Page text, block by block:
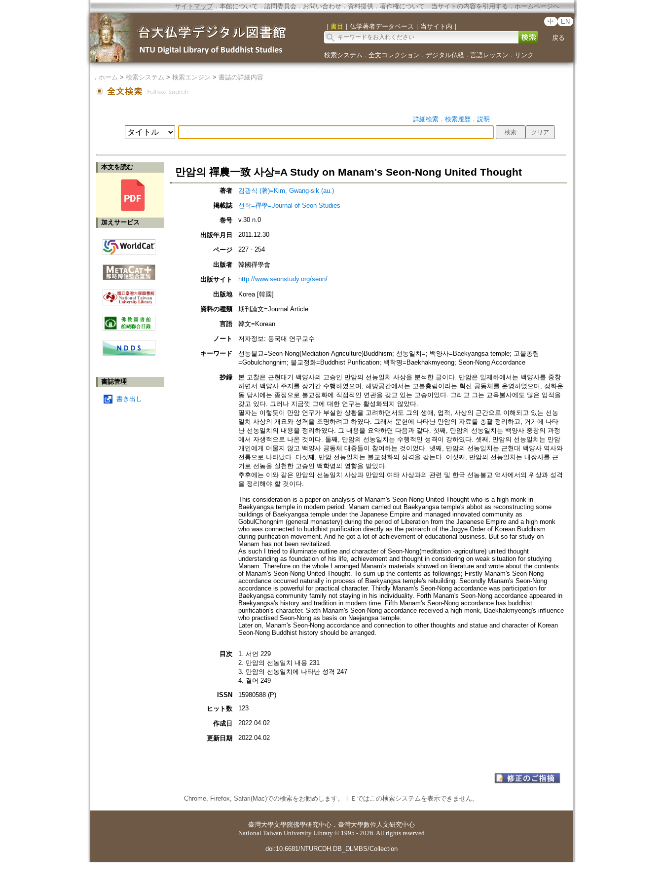
サイトマップ．本館について ． 諮問委員会． お問い合わせ． 資料提供． 著作権について．当サイトの内容を引用する ． ホームページへ
｜ 書目 ｜ 仏学著者データベース ｜ 当サイト内 ｜
中 EN
戻る
検索システム ． 全文コレクション ． デジタル仏経． 言語レッスン ． リンク
． ホーム > 検索システム > 検索エンジン > 書誌の詳細内容
詳細検索． 検索履歴． 説明
本文を読む
加えサービス
書誌管理
書き出し
만암의 禪農一致 사상=A Study on Manam's Seon-Nong United Thought
著者
김광식 (著)=Kim, Gwang-sik (au.)
掲載誌
선학=禪學=Journal of Seon Studies
巻号
v.30 n.0
出版年月日 2011.12.30
ページ 227 - 254
出版者
韓國禪學會
出版サイト
http://www.seonstudy.org/seon/
出版地
Korea [韓國]
資料の種類
期刊論文=Journal Article
言語
韓文=Korean
ノート
저자정보: 동국대 연구교수
キーワード
선농불교=Seon-Nong(Mediation-Agriculture)Buddhism; 선농일치=; 백양사=Baekyangsa temple; 고불총림
=Gobulchongnim; 불교정화=Buddhist Purification; 백학명=Baekhakmyeong; Seon-Nong Accordance
抄録
본 고찰은 근현대기 백양사의 고승인 만암의 선농일치 사상을 분석한 글이다. 만암은 일제하에서는 백양사를 중창
하면서 백양사 주지를 장기간 수행하였으며, 해방공간에서는 고불총림이라는 혁신 공동체를 운영하였으며, 정화운
동 당시에는 종정으로 불교정화에 직접적인 연관을 갖고 있는 고승이었다. 그리고 그는 교육불사에도 많은 업적을
갖고 있다. 그러나 지금껏 그에 대한 연구는 활성화되지 않았다.
필자는 이렇듯이 만암 연구가 부실한 상황을 고려하면서도 그의 생애, 업적, 사상의 근간으로 이해되고 있는 선농
일치 사상의 개요와 성격을 조명하려고 하였다. 그래서 문헌에 나타난 만암의 자료를 총괄 정리하고, 거기에 나타
난 선농일치의 내용을 정리하였다. 그 내용을 요약하면 다음과 같다. 첫째, 만암의 선농일치는 백양사 중창의 과정
에서 자생적으로 나온 것이다. 둘째, 만암의 선농일치는 수행적인 성격이 강하였다. 셋째, 만암의 선농일치는 만암
개인에게 머물지 않고 백양사 공동체 대중들이 참여하는 것이었다. 넷째, 만암의 선농일치는 근현대 백양사 역사와
전통으로 나타났다. 다섯째, 만암 선농일치는 불교정화의 성격을 갖는다. 여섯째, 만암의 선농일치는 내장사를 근
거로 선농을 실천한 고승인 백학명의 영향을 받았다.
추후에는 이와 같은 만암의 선농일치 사상과 만암의 여타 사상과의 관련 및 한국 선농불교 역사에서의 위상과 성격
을 정리해야 할 것이다.
This consideration is a paper on analysis of Manam's Seon-Nong United Thought who is a high monk in
Baekyangsa temple in modern period. Manam carried out Baekyangsa temple's abbot as reconstructing some
buildings of Baekyangsa temple under the Japanese Empire and managed innovated community as
GobulChongnim (general monastery) during the period of Liberation from the Japanese Empire and a high monk
who was connected to buddhist purification directly as the patriarch of the Jogye Order of Korean Buddhism
during purification movement. And he got a lot of achievement of educational business. But so far study on
Manam has not been revitalized.
As such I tried to illuminate outline and character of Seon-Nong(meditation -agriculture) united thought
understanding as foundation of his life, achievement and thought in considering on weak situation for studying
Manam. Therefore on the whole I arranged Manam's materials showed on literature and wrote about the contents
of Manam's Seon-Nong United Thought. To sum up the contents as followings; Firstly Manam's Seon-Nong
accordance occurred naturally in process of Baekyangsa temple's rebuilding. Secondly Manam's Seon-Nong
accordance is powerful for practical character. Thirdly Manam's Seon-Nong accordance was participation for
Baekyangsa community family not staying in his individuality. Forth Manam's Seon-Nong accordance appeared in
Baekyangsa's history and tradition in modern time. Fifth Manam's Seon-Nong accordance has buddhist
purification's character. Sixth Manam's Seon-Nong accordance received a high monk, Baekhakmyeong's influence
who practised Seon-Nong as basis on Naejangsa temple.
Later on, Manam's Seon-Nong accordance and connection to other thoughts and statue and character of Korean
Seon-Nong Buddhist history should be arranged.
目次
1. 서언 229
2. 만암의 선농일치 내용 231
3. 만암의 선농일치에 나타난 성격 247
4. 결어 249
ISSN
15980588 (P)
ヒット数
123
作成日 2022.04.02
更新日期 2022.04.02
Chrome, Firefox, Safari(Mac)での検索をお勧めします。ＩＥではこの検索システムを表示できません。
臺灣大學文學院佛學研究中心 ． 臺灣大學數位人文研究中心
National Taiwan University Library © 1995 - 2026. All rights reserved
doi:10.6681/NTURCDH.DB_DLMBS/Collection